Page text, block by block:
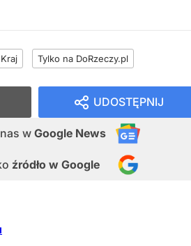
Kraj Tylko na DoRzeczy.pl
UDOSTĘPNIJ
w Google News
źródło w Google